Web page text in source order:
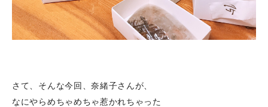
さて、そんな今回、奈緒子さんが、
なにやらめちゃめちゃ惹かれちゃった